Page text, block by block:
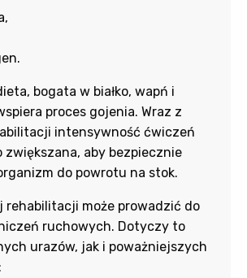
bogata w białko, wapń i
proces gojenia. Wraz z
intensywność ćwiczeń
zwiększana, aby bezpiecznie
do powrotu na stok.
rehabilitacji może prowadzić do
ruchowych. Dotyczy to
urazów, jak i poważniejszych